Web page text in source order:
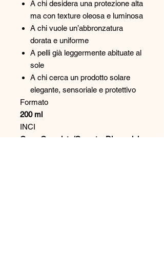
A chi desidera una protezione alta
ma con texture oleosa e luminosa
A chi vuole un’abbronzatura
dorata e uniforme
A pelli già leggermente abituate al
sole
A chi cerca un prodotto solare
elegante, sensoriale e protettivo
Formato
200 ml
INCI
Coco-Caprylate/Caprate, Dicaprylyl